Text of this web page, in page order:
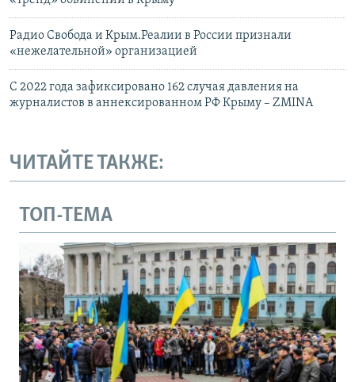
Радио Свобода и Крым.Реалии в России признали
«нежелательной» организацией
С 2022 года зафиксировано 162 случая давления на
журналистов в аннексированном РФ Крыму – ZMINA
ЧИТАЙТЕ ТАКЖЕ:
ТОП-ТЕМА